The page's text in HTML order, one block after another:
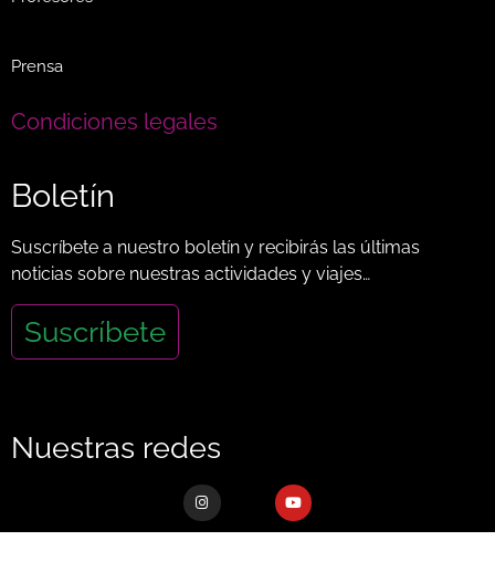
Prensa
Condiciones legales
Boletín
Suscríbete a nuestro boletín y recibirás las últimas
noticias sobre nuestras actividades y viajes…
Suscríbete
Nuestras redes